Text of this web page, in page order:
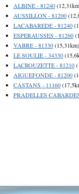
ALBINE - 81240
AUSSILLON - 81200
LACABAREDE - 81240
ESPERAUSSES - 81260
VABRE - 81330(15,31km)
LE SOULIE - 34330
LACROUZETTE - 81210
AIGUEFONDE - 81200
CASTANS - 11160
PRADELLES